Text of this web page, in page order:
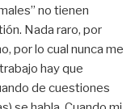
no tienen
Nada raro, por
por lo cual nunca me
hay que
de cuestiones